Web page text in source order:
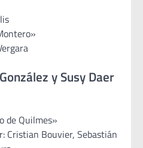
y Susy Daer
de Quilmes»
Cristian Bouvier, Sebastián